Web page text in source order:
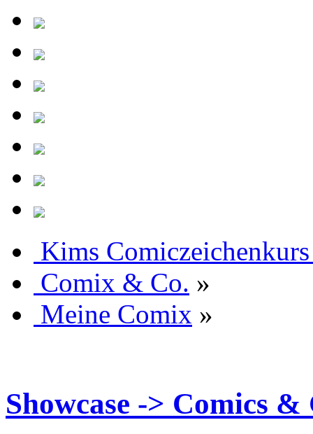
Kims
Comix & Co. »
Meine Comix »
Showcase -> Comics